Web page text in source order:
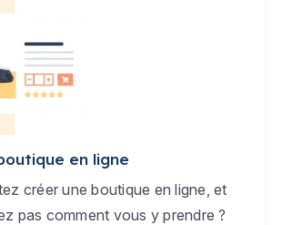
en ligne
créer une boutique en ligne, et
pas comment vous y prendre ?